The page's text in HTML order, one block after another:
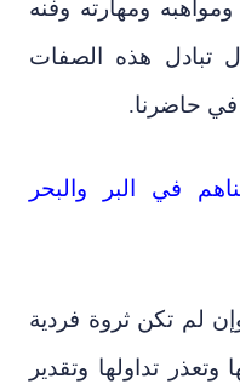
ومواهبه ومهارته وفنه
تبادل هذه الصفات
في حاضرنا.
في البر والبحر
وإن لم تكن ثروة فردية
وتعذر تداولها وتقدير